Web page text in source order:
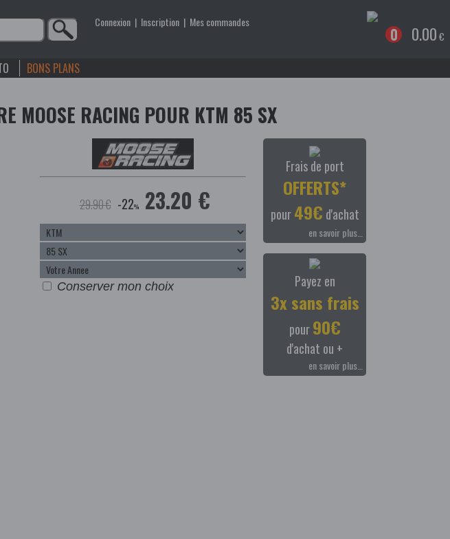
Connexion| Inscription| Mes commandes
0 0.00€
BONS PLANS
MOOSE RACING POUR KTM 85 SX
29.90 € -22% 23.20 €
Conserver mon choix
Frais de port
OFFERTS*
pour49€ d'achat
en savoir plus…
Payez en
3x sans frais
pour90€
d'achat ou +
en savoir plus…